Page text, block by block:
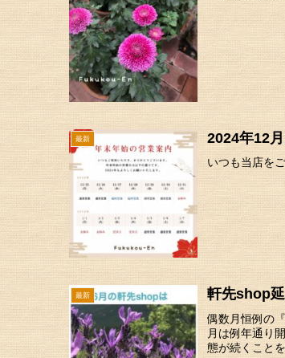
最新 2024年12
いつも当店を
最新 軒先shop
偶数月恒例の
月は例年通り
態が続くこと